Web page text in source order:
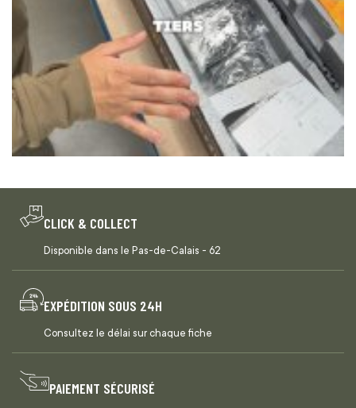
CLICK & COLLECT
Disponible dans le Pas-de-Calais - 62
EXPÉDITION SOUS 24H
Consultez le délai sur chaque fiche
PAIEMENT SÉCURISÉ